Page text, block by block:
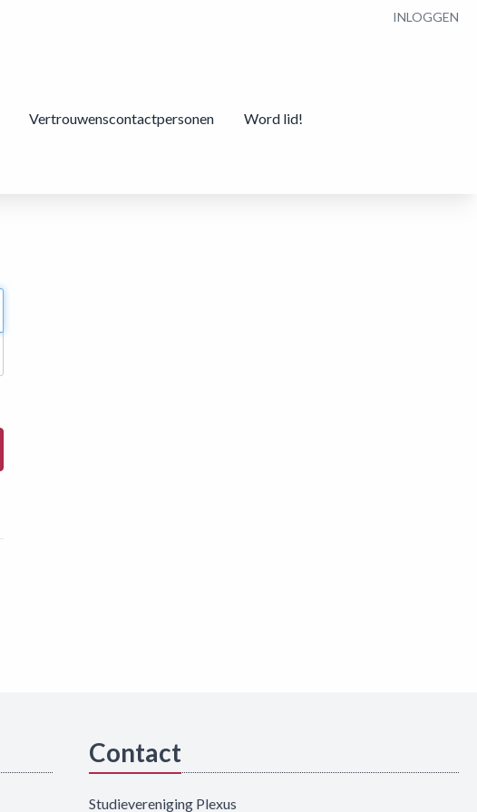
INLOGGEN
Vertrouwenscontactpersonen Word lid!
Contact
Studievereniging Plexus